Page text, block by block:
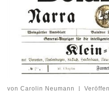
von Carolin Neumann |